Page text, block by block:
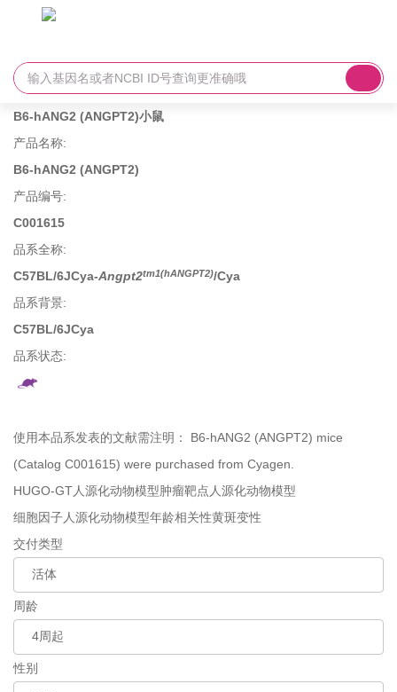
B6-hANG2 (ANGPT2)小鼠
产品名称:
B6-hANG2 (ANGPT2)
产品编号:
C001615
品系全称:
C57BL/6JCya-Angpt2tm1(hANGPT2)/Cya
品系背景:
C57BL/6JCya
品系状态:
使用本品系发表的文献需注明： B6-hANG2 (ANGPT2) mice
(Catalog C001615) were purchased from Cyagen.
HUGO-GT人源化动物模型肿瘤靶点人源化动物模型
细胞因子人源化动物模型年龄相关性黄斑变性
交付类型
周龄
性别